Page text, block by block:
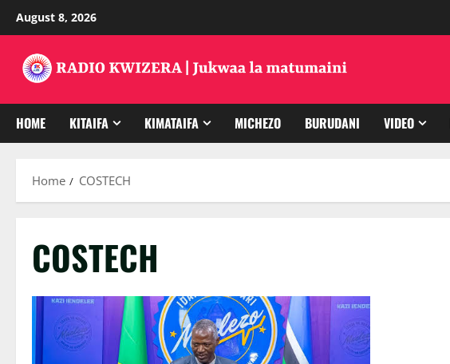
August 8, 2026
HOME KITAIFA KIMATAIFA MICHEZO BURUDANI VIDEO
Home COSTECH
COSTECH